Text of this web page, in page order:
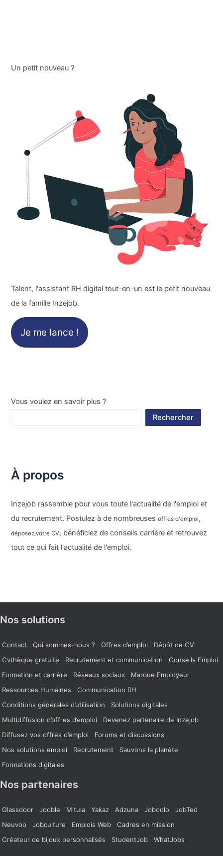
Un petit nouveau ?
Talent, l'assistant RH digital tout-en-un est le petit nouveau
de la famille Inzejob.
Je me lance !
Vous voulez en savoir plus ?
Rechercher
À propos
Inzejob rassemble pour vous toute l'actualité de l'emploi et
du recrutement. Postulez à de nombreusesoffres d'emploi,
déposez votre CV, bénéficiez de conseils carrière et retrouvez
tout ce qui fait l'actualité de l'emploi.
Nos solutions
Contact Qui sommes-nous ? Offres d’emploi
Dépôt de CV
Cvthèque gratuite
Recrutement et communication
Conseils Emploi
Formation et carrière
Réseaux sociaux
Marque Employeur
Ressources Humaines
Communication RH
Conditions générales d’utilisation
Solutions digitales
Multidiffusion d’offres d’emploi
Devenez partenaire de Inzejob
Diffusez vos offres d’emploi
Forums et discussions
Nos solutions emploi
Recrutement
Sauvons la planète
Formations digitales
Nos partenaires
Glassdoor Jooble Mitula Yakaz Adzuna Joboolo
JobTed
Neuvoo
Jobculture Emplois Web
Cadres en mission
Créateur de bijoux personnalisés
StudentJob WhatJobs